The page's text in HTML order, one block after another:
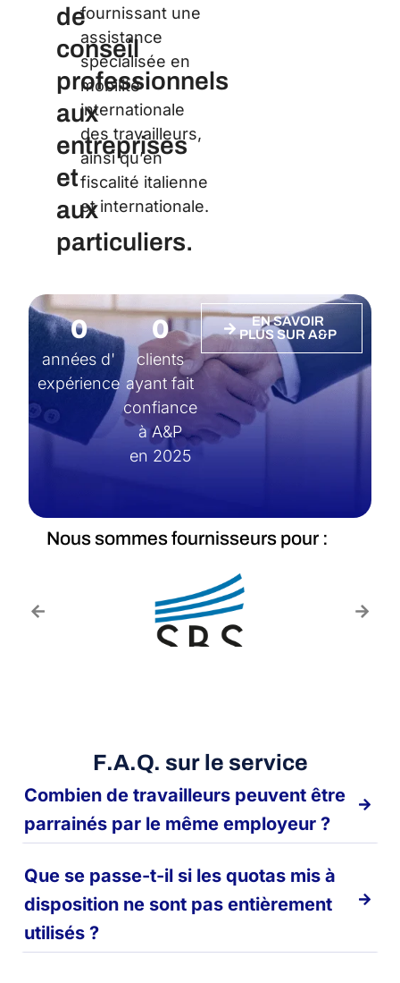
de
conseil
professionnels
aux
entreprises
et
aux
particuliers.
fournissant une
assistance
spécialisée en
mobilité
internationale
des travailleurs,
ainsi qu’en
fiscalité italienne
et internationale.
années d'
expérience
0
clients
ayant fait
confiance
à A&P
en 2025
0
EN SAVOIR
PLUS SUR A&P
Nous sommes fournisseurs pour :
F.A.Q. sur le service
Combien de travailleurs peuvent être
parrainés par le même employeur ?
Que se passe-t-il si les quotas mis à
disposition ne sont pas entièrement
utilisés ?